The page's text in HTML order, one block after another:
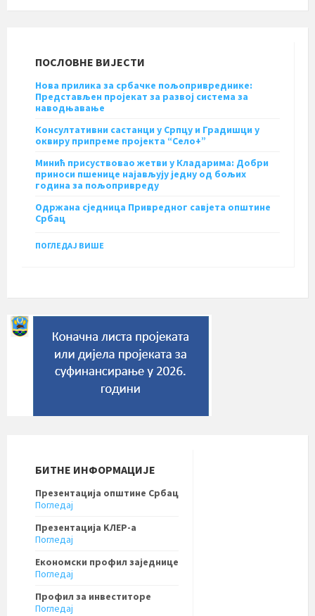
ПОСЛОВНЕ ВИЈЕСТИ
Нова прилика за србачке пољопривреднике:
Представљен пројекат за развој система за
наводњавање
Консултативни састанци у Српцу и Градишци у
оквиру припреме пројекта “Село+”
Минић присуствовао жетви у Кладарима: Добри
приноси пшенице најављују једну од бољих
година за пољопривреду
Одржана сједница Привредног савјета општине
Србац
ПОГЛЕДАЈ ВИШЕ
БИТНЕ ИНФОРМАЦИЈЕ
Презентација општине Србац
Погледај
Презентација KЛЕР-a
Погледај
Економски профил заједнице
Погледај
Профил за инвеститоре
Погледај